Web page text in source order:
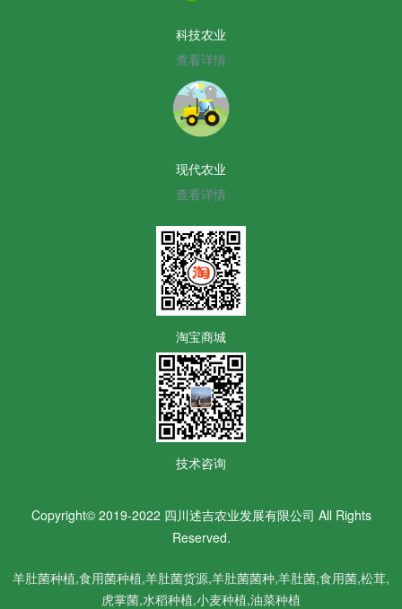
科技农业
查看详情
现代农业
查看详情
淘宝商城
技术咨询
Copyright© 2019-2022 四川述吉农业发展有限公司 All Rights
Reserved.
羊肚菌种植,食用菌种植,羊肚菌货源,羊肚菌菌种,羊肚菌,食用菌,松茸,
虎掌菌,水稻种植,小麦种植,油菜种植